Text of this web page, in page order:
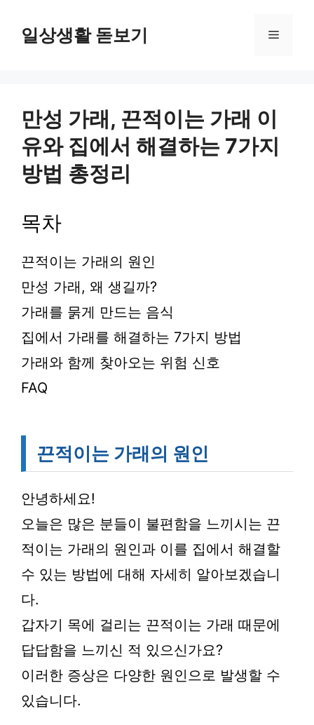
일상생활 돋보기 메
만성 가래, 끈적이는 가래 이
유와 집에서 해결하는 7가지
방법 총정리
목차
끈적이는 가래의 원인
만성 가래, 왜 생길까?
가래를 묽게 만드는 음식
집에서 가래를 해결하는 7가지 방법
가래와 함께 찾아오는 위험 신호
FAQ
끈적이는 가래의 원인
안녕하세요!
오늘은 많은 분들이 불편함을 느끼시는 끈
적이는 가래의 원인과 이를 집에서 해결할
수 있는 방법에 대해 자세히 알아보겠습니
다.
갑자기 목에 걸리는 끈적이는 가래 때문에
답답함을 느끼신 적 있으신가요?
이러한 증상은 다양한 원인으로 발생할 수
있습니다.